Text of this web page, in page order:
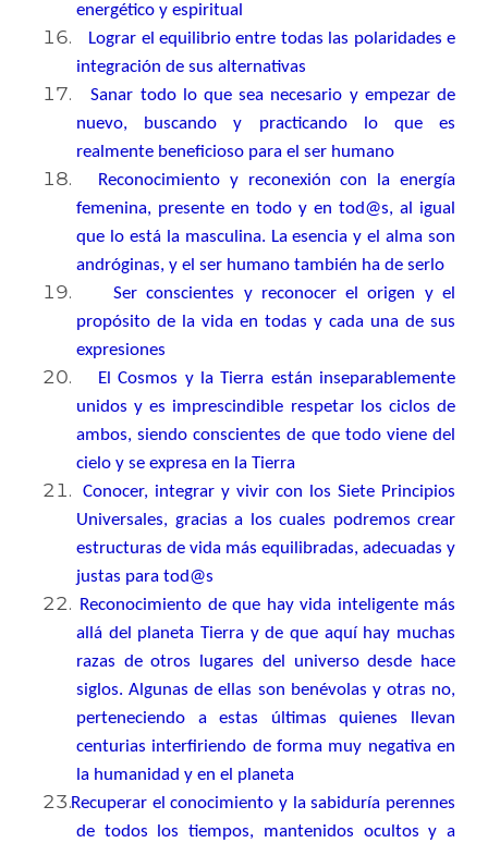
energético y espiritual
Lograr el equilibrio entre todas las polaridades e
integración de sus alternativas
Sanar todo lo que sea necesario y empezar de
nuevo, buscando y practicando lo que es
realmente beneficioso para el ser humano
Reconocimiento y reconexión con la energía
femenina, presente en todo y en tod@s, al igual
que lo está la masculina. La esencia y el alma son
andróginas, y el ser humano también ha de serlo
Ser conscientes y reconocer el origen y el
propósito de la vida en todas y cada una de sus
expresiones
El Cosmos y la Tierra están inseparablemente
unidos y es imprescindible respetar los ciclos de
ambos, siendo conscientes de que todo viene del
cielo y se expresa en la Tierra
Conocer, integrar y vivir con los Siete Principios
Universales, gracias a los cuales podremos crear
estructuras de vida más equilibradas, adecuadas y
justas para tod@s
Reconocimiento de que hay vida inteligente más
allá del planeta Tierra y de que aquí hay muchas
razas de otros lugares del universo desde hace
siglos. Algunas de ellas son benévolas y otras no,
perteneciendo a estas últimas quienes llevan
centurias interfiriendo de forma muy negativa en
la humanidad y en el planeta
Recuperar el conocimiento y la sabiduría perennes
de todos los tiempos, mantenidos ocultos y a